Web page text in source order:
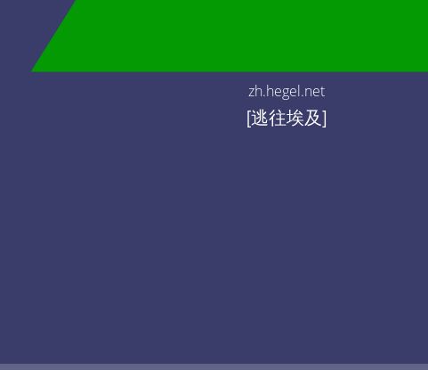
zh.hegel.net
[逃往埃及]